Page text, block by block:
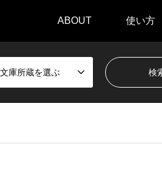
ABOUT 使い方
庫所蔵を選ぶ